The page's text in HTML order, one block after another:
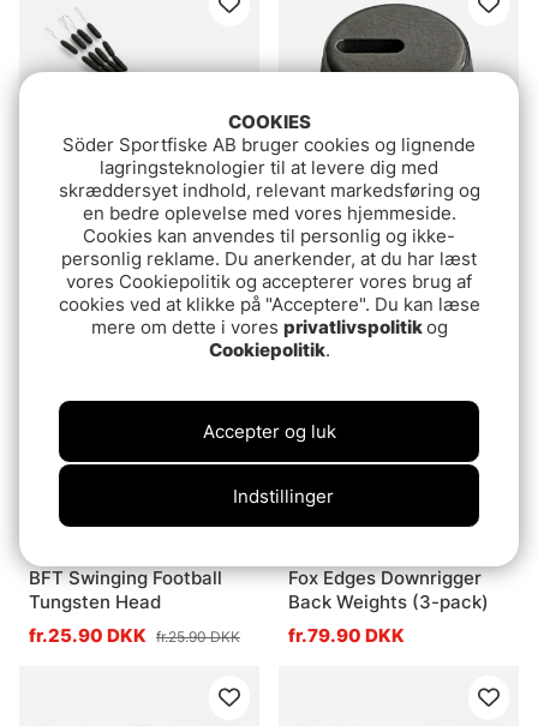
Korda Sinkers Small
43.90 DKK
VMC Refill Tungsten
fr.59.90 DKK
BFT Swinging Football
Tungsten Head
fr.25.90 DKK fr.25.90 DKK
Fox Edges Downrigger
Back Weights (3-pack)
fr.79.90 DKK
COOKIES
Söder Sportfiske AB bruger cookies og lignende
lagringsteknologier til at levere dig med
skræddersyet indhold, relevant markedsføring og
en bedre oplevelse med vores hjemmeside.
Cookies kan anvendes til personlig og ikke-
personlig reklame. Du anerkender, at du har læst
vores Cookiepolitik og accepterer vores brug af
cookies ved at klikke på "Acceptere". Du kan læse
mere om dette i vores privatlivspolitikog
Cookiepolitik.
Indstillinger
Accepter og luk